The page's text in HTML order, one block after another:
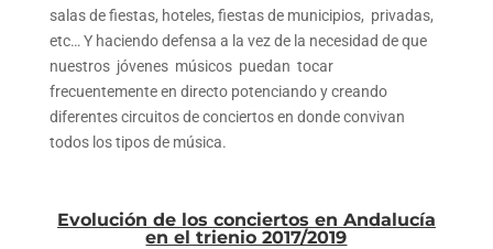
salas de fiestas, hoteles, fiestas de municipios, privadas,
etc… Y haciendo defensa a la vez de la necesidad de que
nuestros jóvenes músicos puedan tocar
frecuentemente en directo potenciando y creando
diferentes circuitos de conciertos en donde convivan
todos los tipos de música.
Evolución de los conciertos en Andalucía
en el trienio 2017/2019